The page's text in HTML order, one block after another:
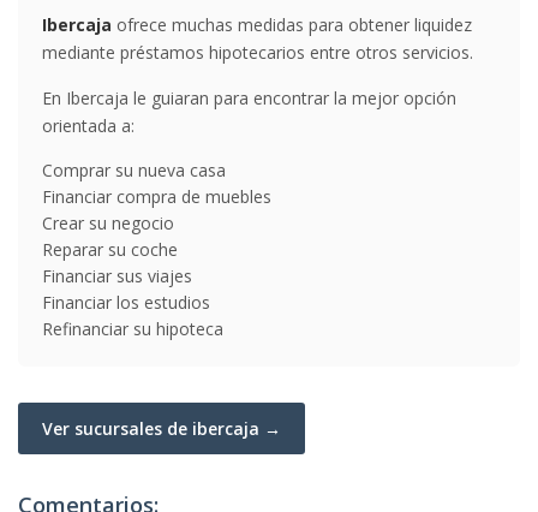
Ibercaja ofrece muchas medidas para obtener liquidez
mediante préstamos hipotecarios entre otros servicios.
En Ibercaja le guiaran para encontrar la mejor opción
orientada a:
Comprar su nueva casa
Financiar compra de muebles
Crear su negocio
Reparar su coche
Financiar sus viajes
Financiar los estudios
Refinanciar su hipoteca
Ver sucursales de ibercaja →
Comentarios: